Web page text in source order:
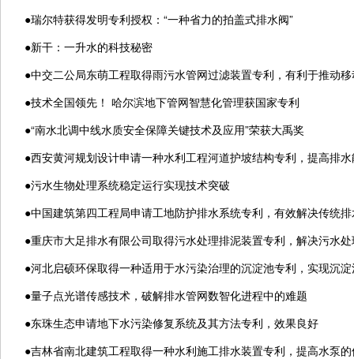
●瑞尔特获得发明专利授权：“一种省力的拍盖式排水阀”
●新干：一升水的科技秘密
●中交二公局东萌工程取得雨污水管网过滤装置专利，有利于推动
●技术全国领先！ 哈尔滨地下管网智慧化管理获国家专利
●“南水北调中线水质安全保障关键技术及应用”荣获大禹奖
●西安黄河规划设计申请一种水利工程河道护坡结构专利，提高排
●污水生物处理系统稳定运行实现技术突破
●中国建筑第四工程局申请工地防护排水系统专利，有效解决传统
●重庆市大足排水有限公司取得污水处理排泥装置专利，解决污水
●河北启硕环保取得一种适用于水污染治理的沉淀池专利，实现沉
●量子点光谱传感技术，破解排水管网数智化进程中的难题
●东珠生态申请地下水污染修复系统及其方法专利，效果良好
●吉林省南北建筑工程取得一种水利施工排水装置专利，提高水泵